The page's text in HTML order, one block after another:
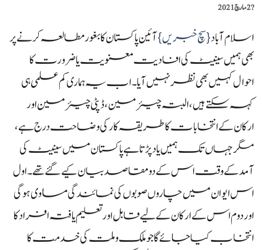
?️2 مارچ 2021
اسلام آباد{سچ خبریں}آئین پاکستان کا بغور مطالعہ کرنے پر
بھی ہمیں سینیٹ کی افادیت معنویت یا ضرورت کا
احوال کہیں بھی نظر نہیں آیا۔ اب یہ ہماری کم علمی ہی
کہہ سکتے ہیں، البتہ چیئرمین، ڈپٹی چیئرمین اور
ارکان کے انتخابات کا طریقہ کار کی وضاحت درج ہے،
مگر جہاں تک ہمیں یاد پڑتا ہے پاکستان میں سینیٹ کی
آمد کے وقت اس کے دو مقاصد بیان کیے گئے تھے۔ اول
اس ایوان میں چاروں صوبوں کی نمائندگی مساوی ہوگی
اور دوم اس کے ارکان کے لیے قابل اور تعلیم یافتہ افراد کا
انتخاب کیا جائے گا جو ملک و ملت کی خدمت کا